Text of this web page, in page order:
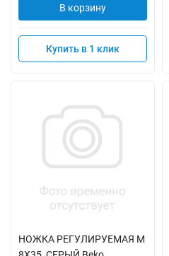
В корзину
Купить в 1 клик
НОЖКА РЕГУЛИРУЕМАЯ M